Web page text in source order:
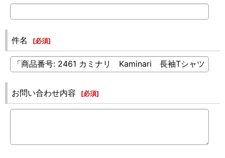
件名 [必須]
お問い合わせ内容 [必須]